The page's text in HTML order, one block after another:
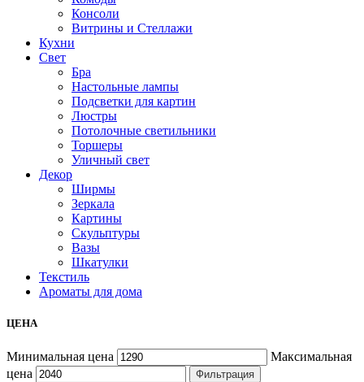
Консоли
Витрины и Стеллажи
Кухни
Свет
Бра
Настольные лампы
Подсветки для картин
Люстры
Потолочные светильники
Торшеры
Уличный свет
Декор
Ширмы
Зеркала
Картины
Скульптуры
Вазы
Шкатулки
Текстиль
Ароматы для дома
ЦЕНА
Минимальная цена
Максимальная
цена
Фильтрация